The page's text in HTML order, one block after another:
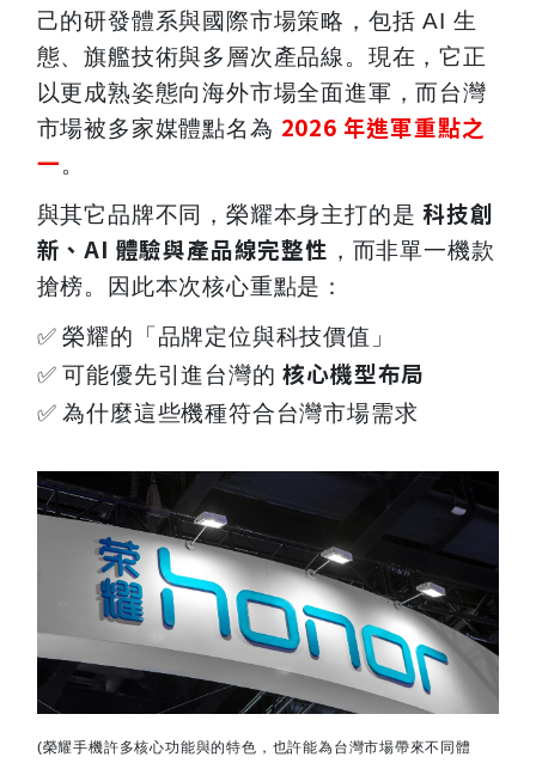
己的研發體系與國際市場策略，包括 AI 生
態、旗艦技術與多層次產品線。現在，它正
以更成熟姿態向海外市場全面進軍，而台灣
市場被多家媒體點名為 2026 年進軍重點之
一。
與其它品牌不同，榮耀本身主打的是 科技創
新、AI 體驗與產品線完整性 ，而非單一機款
搶榜。因此本次核心重點是：
✅ 榮耀的「品牌定位與科技價值」
✅ 可能優先引進台灣的核心機型布局
✅ 為什麼這些機種符合台灣市場需求
(榮耀手機許多核心功能與的特色，也許能為台灣市場帶來不同體